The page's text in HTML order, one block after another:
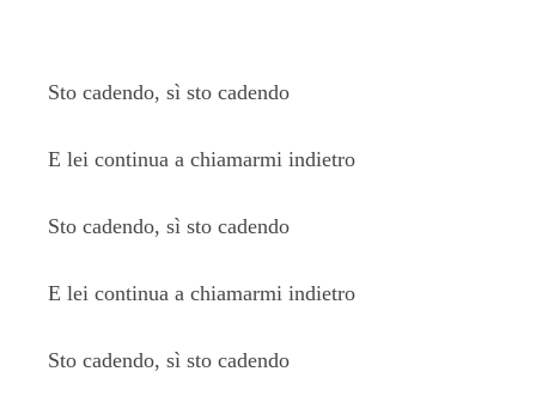
Sto cadendo, sì sto cadendo
E lei continua a chiamarmi indietro
Sto cadendo, sì sto cadendo
E lei continua a chiamarmi indietro
Sto cadendo, sì sto cadendo